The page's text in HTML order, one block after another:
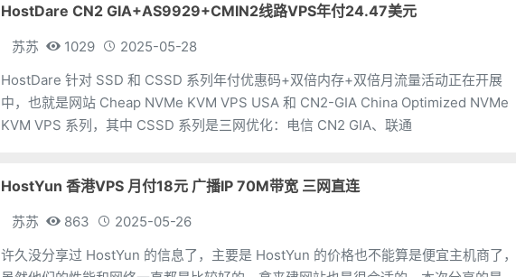
HostDare CN2 GIA+AS9929+CMIN2线路VPS年付24.47美元
苏苏 1029
2025-05-28
HostDare 针对 SSD 和 CSSD 系列年付优惠码+双倍内存+双倍月流量活动正在开展
中，也就是网站 Cheap NVMe KVM VPS USA 和 CN2-GIA China Optimized NVMe
KVM VPS 系列，其中 CSSD 系列是三网优化：电信 CN2 GIA、联通
HostYun 香港VPS 月付18元 广播IP 70M带宽 三网直连
苏苏 863
2025-05-26
许久没分享过 HostYun 的信息了，主要是 HostYun 的价格也不能算是便宜主机商了，